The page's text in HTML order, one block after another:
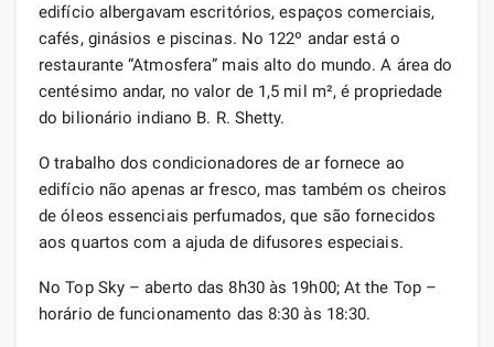
edifício albergavam escritórios, espaços comerciais,
cafés, ginásios e piscinas. No 122º andar está o
restaurante “Atmosfera” mais alto do mundo. A área do
centésimo andar, no valor de 1,5 mil m², é propriedade
do bilionário indiano B. R. Shetty.
O trabalho dos condicionadores de ar fornece ao
edifício não apenas ar fresco, mas também os cheiros
de óleos essenciais perfumados, que são fornecidos
aos quartos com a ajuda de difusores especiais.
No Top Sky – aberto das 8h30 às 19h00; At the Top –
horário de funcionamento das 8:30 às 18:30.